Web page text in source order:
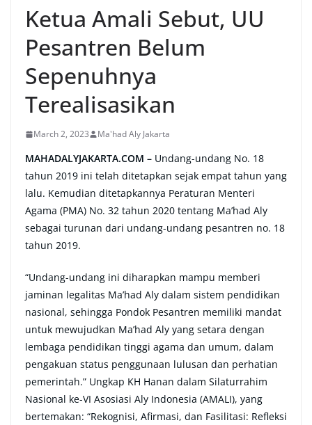
Ketua Amali Sebut, UU
Pesantren Belum
Sepenuhnya
Terealisasikan
March 2, 2023 Ma'had Aly Jakarta
MAHADALYJAKARTA.COM – Undang-undang No. 18
tahun 2019 ini telah ditetapkan sejak empat tahun yang
lalu. Kemudian ditetapkannya Peraturan Menteri
Agama (PMA) No. 32 tahun 2020 tentang Ma’had Aly
sebagai turunan dari undang-undang pesantren no. 18
tahun 2019.
“Undang-undang ini diharapkan mampu memberi
jaminan legalitas Ma’had Aly dalam sistem pendidikan
nasional, sehingga Pondok Pesantren memiliki mandat
untuk mewujudkan Ma’had Aly yang setara dengan
lembaga pendidikan tinggi agama dan umum, dalam
pengakuan status penggunaan lulusan dan perhatian
pemerintah.” Ungkap KH Hanan dalam Silaturrahim
Nasional ke-VI Asosiasi Aly Indonesia (AMALI), yang
bertemakan: “Rekognisi, Afirmasi, dan Fasilitasi: Refleksi